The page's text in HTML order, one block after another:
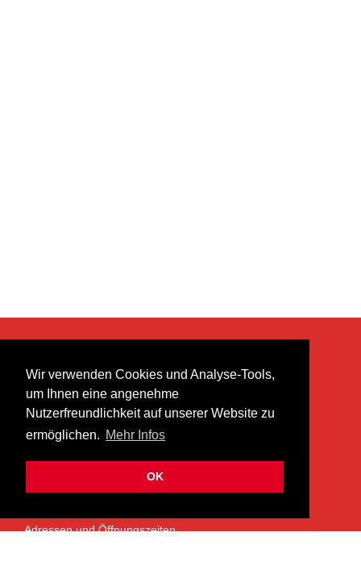
Wir verwenden Cookies und Analyse-Tools,
um Ihnen eine angenehme
Nutzerfreundlichkeit auf unserer Website zu
ermöglichen. Mehr Infos
OK
heer musik ag
Lättenstrasse 35
8952 Schlieren
info@heermusic.com
ÜBER UNS
Adressen und Öffnungszeiten